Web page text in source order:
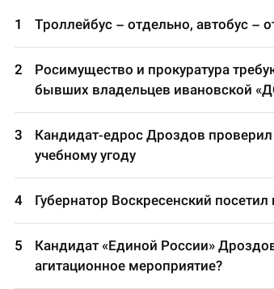
Троллейбус – отдельно, автобус –
Росимущество и прокуратура
бывших владельцев ивановской
Кандидат-едрос Дроздов
учебному угоду
Губернатор Воскресенский
Кандидат «Единой России»
агитационное мероприятие?